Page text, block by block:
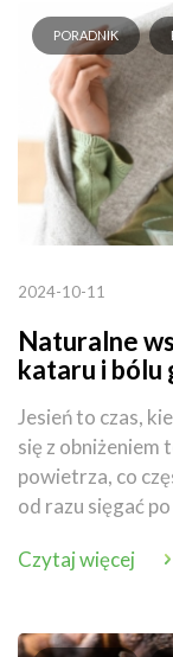
PORADNIK
2024-10-11
Naturalne
kataru i bólu
Jesień to czas,
się z
powietrza, co
od razu sięgać
Czytaj więcej